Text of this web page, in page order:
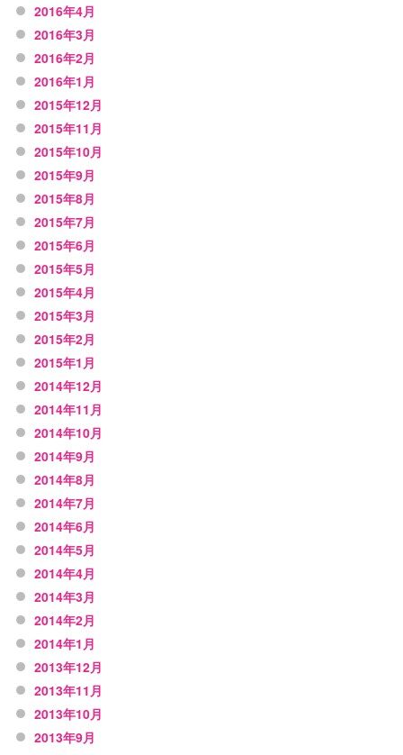
2016年4月
2016年3月
2016年2月
2016年1月
2015年12月
2015年11月
2015年10月
2015年9月
2015年8月
2015年7月
2015年6月
2015年5月
2015年4月
2015年3月
2015年2月
2015年1月
2014年12月
2014年11月
2014年10月
2014年9月
2014年8月
2014年7月
2014年6月
2014年5月
2014年4月
2014年3月
2014年2月
2014年1月
2013年12月
2013年11月
2013年10月
2013年9月